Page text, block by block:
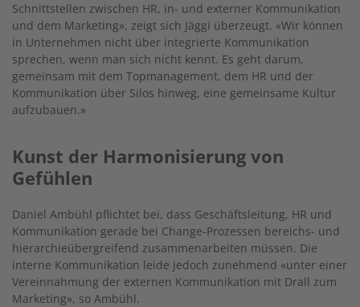
Schnittstellen zwischen HR, in- und externer Kommunikation
und dem Marketing», zeigt sich Jäggi überzeugt. «Wir können
in Unternehmen nicht über integrierte Kommunikation
sprechen, wenn man sich nicht kennt. Es geht darum,
gemeinsam mit dem Topmanagement, dem HR und der
Kommunikation über Silos hinweg, eine gemeinsame Kultur
aufzubauen.»
Kunst der Harmonisierung von
Gefühlen
Daniel Ambühl pflichtet bei, dass Geschäftsleitung, HR und
Kommunikation gerade bei Change-Prozessen bereichs- und
hierarchieübergreifend zusammenarbeiten müssen. Die
interne Kommunikation leide jedoch zunehmend «unter einer
Vereinnahmung der externen Kommunikation mit Drall zum
Marketing», so Ambühl.